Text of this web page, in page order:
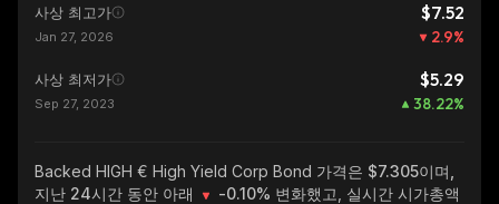
사상 최고가 $7.52
Jan 27, 2026 2.9%
사상 최저가 $5.29
Sep 27, 2023 38.22%
Backed HIGH € High Yield Corp Bond 가격은 $7.305이며,
지난 24시간 동안 아래
-0.10% 변화했고, 실시간 시가총액